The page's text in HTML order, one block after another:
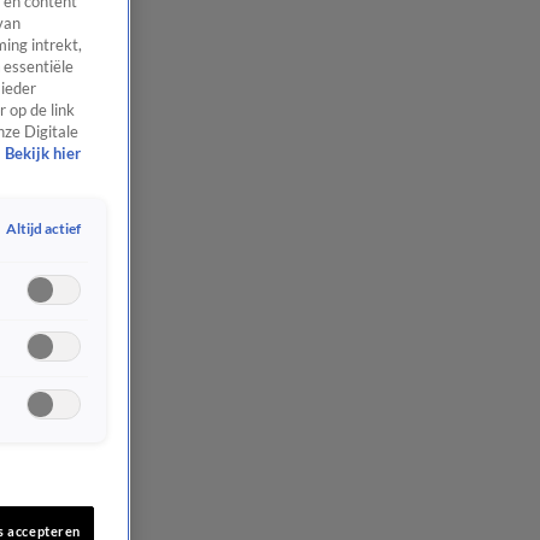
intrekt,
op de link
Digitale
Bekijk hier
Altijd actief
accepteren